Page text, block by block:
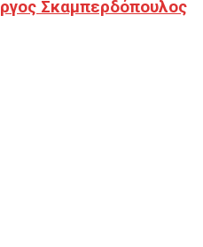
Σκαμπερδόπουλος